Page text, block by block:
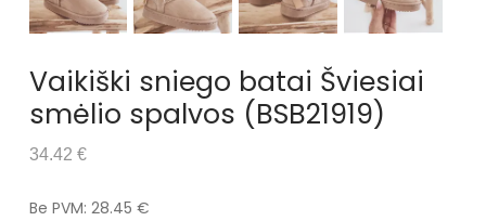
Vaikiški sniego batai Šviesiai
smėlio spalvos (BSB21919)
34.42 €
Be PVM: 28.45 €